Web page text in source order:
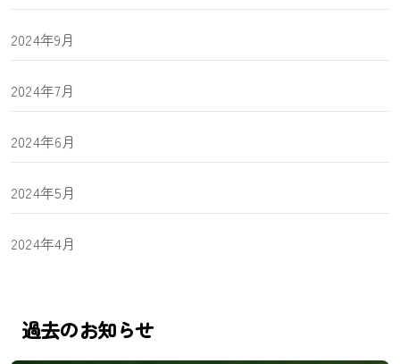
2024年9月
2024年7月
2024年6月
2024年5月
2024年4月
過去のお知らせ